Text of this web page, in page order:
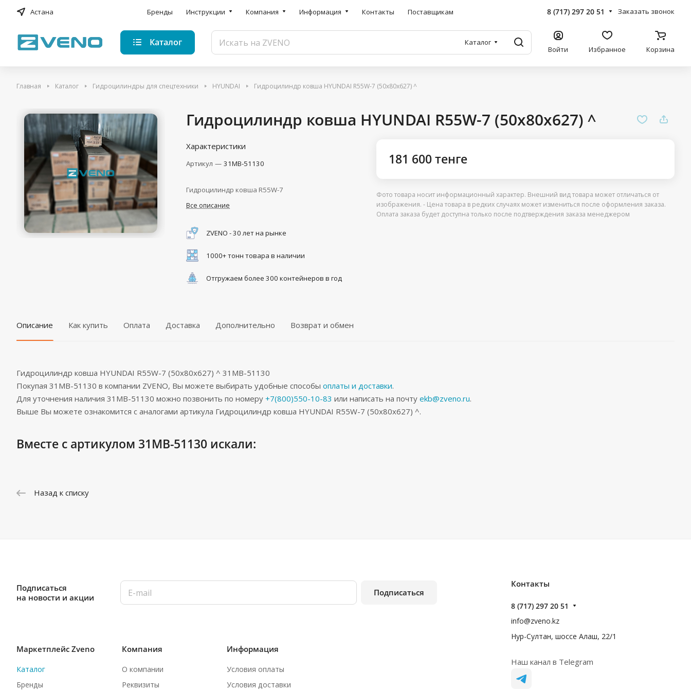
Астана Бренды Инструкции Компания Информация Контакты Поставщикам 8 (717) 297 20 51 Заказать звонок
Каталог Каталог
Войти Избранное Корзина
Главная Каталог Гидроцилиндры для спецтехники HYUNDAI Гидроцилиндр ковша HYUNDAI R55W-7 (50x80x627) ^
Гидроцилиндр ковша HYUNDAI R55W-7 (50x80x627) ^
Характеристики
Артикул — 31MB-51130
Гидроцилиндр ковша R55W-7
Все описание
ZVENO - 30 лет на рынке
1000+ тонн товара в наличии
Отгружаем более 300 контейнеров в год
181 600 тенге
Фото товара носит информационный характер. Внешний вид товара может отличаться от
изображения. - Цена товара в редких случаях может измениться после оформления заказа.
Оплата заказа будет доступна только после подтверждения заказа менеджером
Описание Как купить Оплата Доставка Дополнительно Возврат и обмен
Гидроцилиндр ковша HYUNDAI R55W-7 (50x80x627) ^ 31MB-51130
Покупая 31MB-51130 в компании ZVENO, Вы можете выбирать удобные способы оплаты и доставки.
Для уточнения наличия 31MB-51130 можно позвонить по номеру +7(800)550-10-83 или написать на почту ekb@zveno.ru.
Выше Вы можете ознакомится с аналогами артикула Гидроцилиндр ковша HYUNDAI R55W-7 (50x80x627) ^.
Вместе с артикулом 31MB-51130 искали:
Назад к списку
Подписаться
на новости и акции
Подписаться
Маркетплейс Zveno
Каталог
Бренды
Компания
О компании
Реквизиты
Информация
Условия оплаты
Условия доставки
Контакты
8 (717) 297 20 51
info@zveno.kz
Нур-Султан, шоссе Алаш, 22/1
Наш канал в Telegram